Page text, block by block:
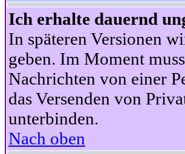
Ich erhalte dauernd
In späteren Versionen
geben. Im Moment
Nachrichten von einer
das Versenden von
unterbinden.
Nach oben